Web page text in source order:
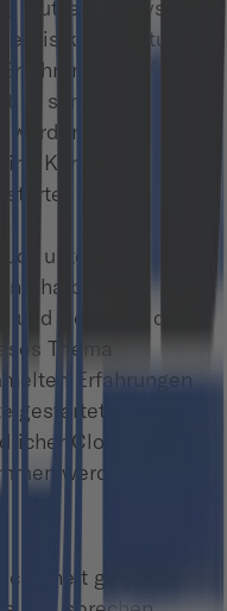
Nutzen-Analyse
Risikobewertung
auf
zu sammeln,
welches
Konzepts
werden
untergeordnert
der
und Beratung der
Thema
Erfahrungen
gestartet werden
Cloud
werden.
gehören